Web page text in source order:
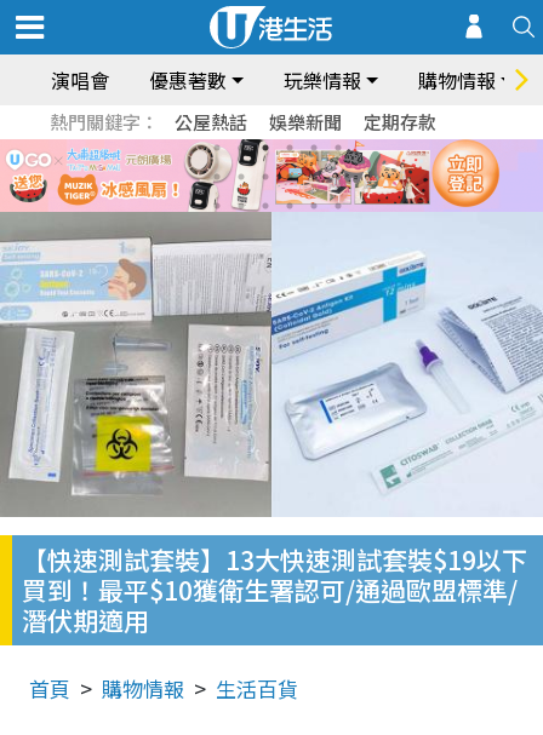
演唱會 優惠著數 玩樂情報 購物情報
熱門關鍵字： 公屋熱話 娛樂新聞 定期存款
【快速測試套裝】13大快速測試套裝$19以下
買到！最平$10獲衛生署認可/通過歐盟標準/
潛伏期適用
首頁 購物情報 生活百貨